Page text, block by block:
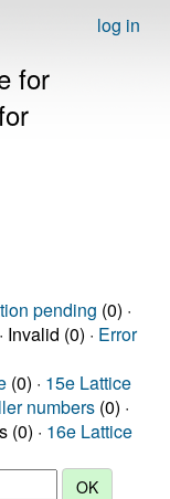
log in
for
pending (0) ·
Invalid (0) · Error
(0) · 15e Lattice
numbers (0) ·
(0) · 16e Lattice